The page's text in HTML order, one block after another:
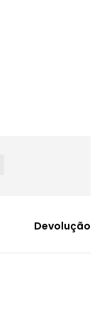
Devolução